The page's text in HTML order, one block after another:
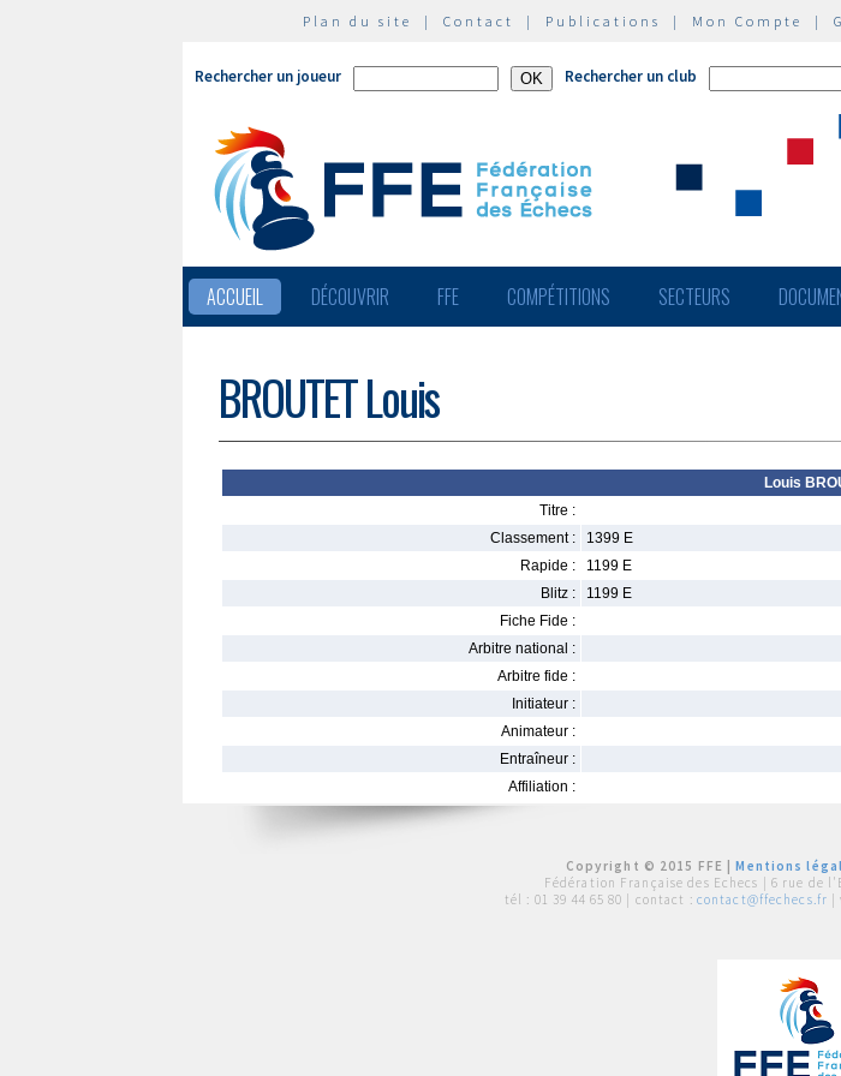
Plan du site | Contact | Publications | Mon Compte |
Rechercher un joueur Rechercher un club
ACCUEIL DÉCOUVRIR FFE COMPÉTITIONS SECTEURS
BROUTET Louis
Louis
Titre :
Classement :
1399 E
Rapide :
1199 E
Blitz :
1199 E
Fiche Fide :
Arbitre national :
Arbitre fide :
Initiateur :
Animateur :
Entraîneur :
Affiliation :
Copyright © 2015 FFE |Mentions
Fédération Française des Echecs | 6 rue de
tél : 01 39 44 65 80 | contact : contact@ffechecs.fr